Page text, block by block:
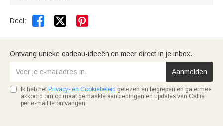
Deel:  
Ontvang unieke cadeau-ideeën en meer direct in je inbox.
Aanmelden
Ik heb het Privacy- en Cookiebeleid gelezen en begrepen en ga ermee
akkoord om op maat gemaakte aanbiedingen en updates van Callie
per e-mail te ontvangen.